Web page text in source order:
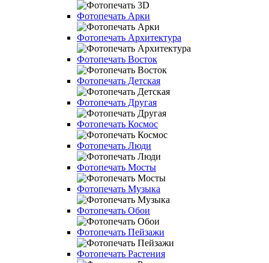
Фотопечать Арки
Фотопечать Архитектура
Фотопечать Восток
Фотопечать Детская
Фотопечать Другая
Фотопечать Космос
Фотопечать Люди
Фотопечать Мосты
Фотопечать Музыка
Фотопечать Обои
Фотопечать Пейзажи
Фотопечать Растения